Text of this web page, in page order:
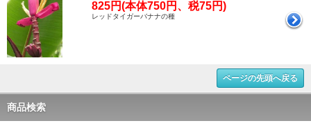
825円(本体750円、税75円)
レッドタイガーバナナの種
ページの先頭へ戻る
商品検索